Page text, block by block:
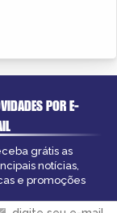
POR E-
grátis as
notícias,
e promoções